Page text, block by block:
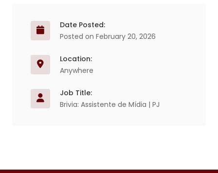
Date Posted:
Posted on February 20, 2026
Location:
Anywhere
Job Title:
Brivia: Assistente de Mídia | PJ